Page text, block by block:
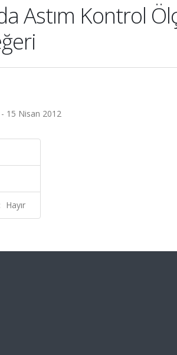
Astım Kontrol
- 15 Nisan 2012
Hayır